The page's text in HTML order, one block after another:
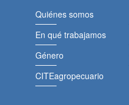
Quiénes somos
En qué trabajamos
Género
CITEagropecuario